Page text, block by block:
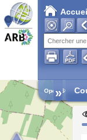
Open Street
»